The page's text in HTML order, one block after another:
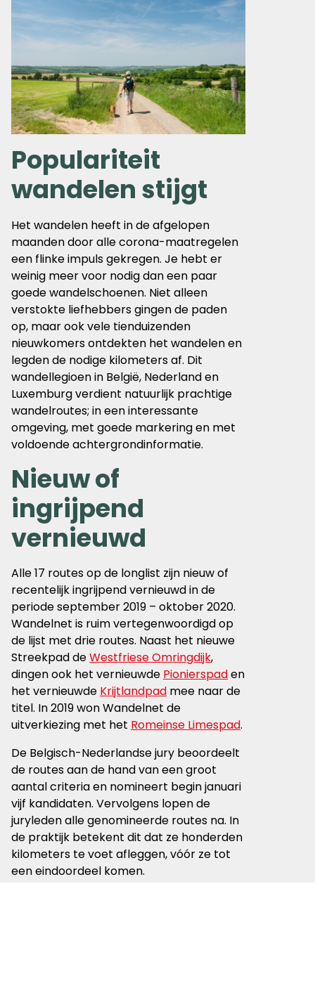
Populariteit
wandelen stijgt
Het wandelen heeft in de afgelopen
maanden door alle corona-maatregelen
een flinke impuls gekregen. Je hebt er
weinig meer voor nodig dan een paar
goede wandelschoenen. Niet alleen
verstokte liefhebbers gingen de paden
op, maar ook vele tienduizenden
nieuwkomers ontdekten het wandelen en
legden de nodige kilometers af. Dit
wandellegioen in België, Nederland en
Luxemburg verdient natuurlijk prachtige
wandelroutes; in een interessante
omgeving, met goede markering en met
voldoende achtergrondinformatie.
Nieuw of
ingrijpend
vernieuwd
Alle 17 routes op de longlist zijn nieuw of
recentelijk ingrijpend vernieuwd in de
periode september 2019 – oktober 2020.
Wandelnet is ruim vertegenwoordigd op
de lijst met drie routes. Naast het nieuwe
Streekpad deWestfriese Omringdijk,
dingen ook het vernieuwde Pionierspaden
het vernieuwde Krijtlandpad mee naar de
titel. In 2019 won Wandelnet de
uitverkiezing met het Romeinse Limespad.
De Belgisch-Nederlandse jury beoordeelt
de routes aan de hand van een groot
aantal criteria en nomineert begin januari
vijf kandidaten. Vervolgens lopen de
juryleden alle genomineerde routes na. In
de praktijk betekent dit dat ze honderden
kilometers te voet afleggen, vóór ze tot
een eindoordeel komen.